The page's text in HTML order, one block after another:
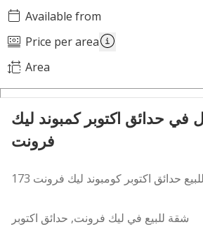
Available from
Price per area
Area
حدائق اكتوبر كمبوند ليك
فرونت
حدائق اكتوبر كومبوند ليك فرونت 173
شقة للبيع في ليك فرونت, حدائق اكتوبر